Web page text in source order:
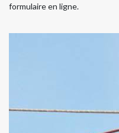
formulaire en ligne.